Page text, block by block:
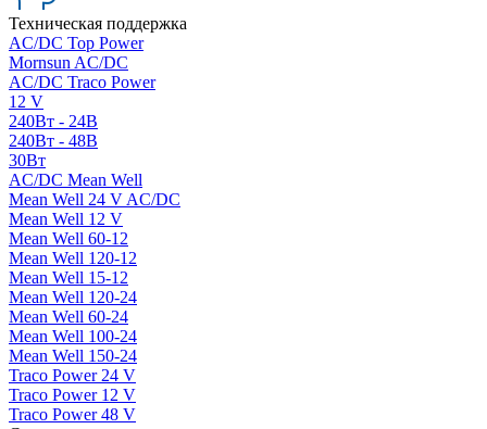
Техническая поддержка
AC/DC Top Power
Mornsun AC/DC
AC/DC Traco Power
12 V
240Вт - 24В
240Вт - 48В
30Вт
AC/DC Mean Well
Mean Well 24 V AC/DC
Mean Well 12 V
Mean Well 60-12
Mean Well 120-12
Mean Well 15-12
Mean Well 120-24
Mean Well 60-24
Mean Well 100-24
Mean Well 150-24
Traco Power 24 V
Traco Power 12 V
Traco Power 48 V